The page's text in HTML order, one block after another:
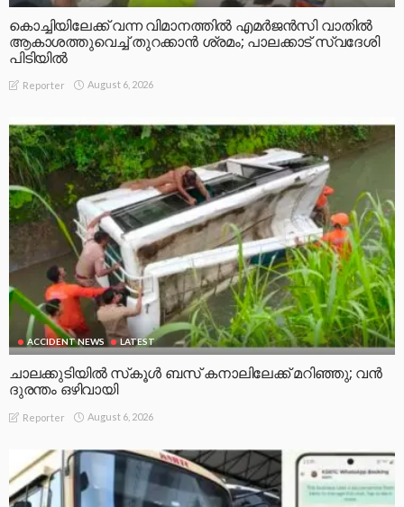
കൊച്ചിയിലേക്ക് വന്ന വിമാനത്തിൽ എമർജൻസി വാതിൽ
ആകാശത്തുവെച്ച് തുറക്കാൻ ശ്രമം; പാലക്കാട് സ്വദേശി
പിടിയിൽ
Reporter August 6, 2026
ACCIDENT NEWS LATEST
ചാലക്കുടിയിൽ സ്‌കൂൾ ബസ് കനാലിലേക്ക് മറിഞ്ഞു; വൻ
ദുരന്തം ഒഴിവായി
Reporter August 6, 2026